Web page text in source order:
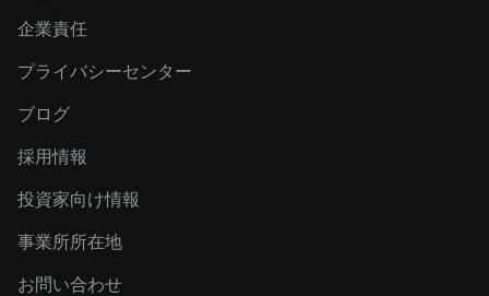
企業責任
プライバシーセンター
ブログ
採用情報
投資家向け情報
事業所所在地
お問い合わせ